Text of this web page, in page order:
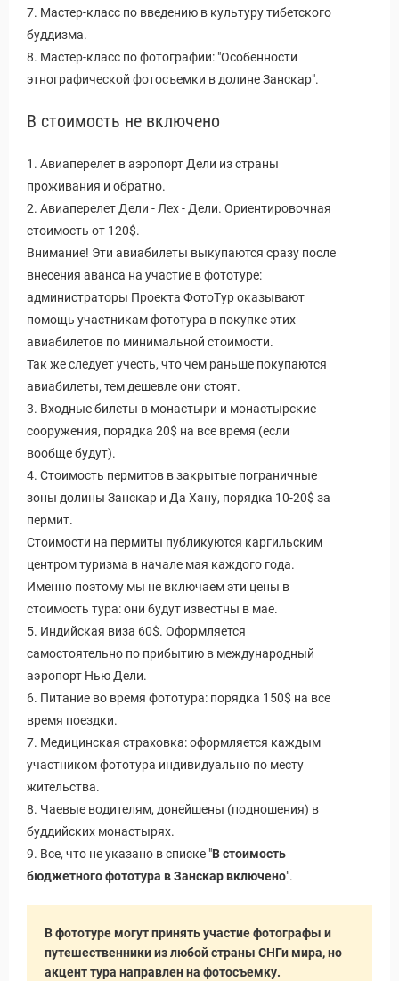
7. Мастер-класс по введению в культуру тибетского
буддизма.
8. Мастер-класс по фотографии: "Особенности
этнографической фотосъемки в долине Занскар".
В стоимость не включено
1. Авиаперелет в аэропорт Дели из страны
проживания и обратно.
2. Авиаперелет Дели - Лех - Дели. Ориентировочная
стоимость от 120$.
Внимание! Эти авиабилеты выкупаются сразу после
внесения аванса на участие в фототуре:
администраторы Проекта ФотоТур оказывают
помощь участникам фототура в покупке этих
авиабилетов по минимальной стоимости.
Так же следует учесть, что чем раньше покупаются
авиабилеты, тем дешевле они стоят.
3. Входные билеты в монастыри и монастырские
сооружения, порядка 20$ на все время (если
вообще будут).
4. Стоимость пермитов в закрытые пограничные
зоны долины Занскар и Да Хану, порядка 10-20$ за
пермит.
Стоимости на пермиты публикуются каргильским
центром туризма в начале мая каждого года.
Именно поэтому мы не включаем эти цены в
стоимость тура: они будут известны в мае.
5. Индийская виза 60$. Оформляется
самостоятельно по прибытию в международный
аэропорт Нью Дели.
6. Питание во время фототура: порядка 150$ на все
время поездки.
7. Медицинская страховка: оформляется каждым
участником фототура индивидуально по месту
жительства.
8. Чаевые водителям, донейшены (подношения) в
буддийских монастырях.
9. Все, что не указано в списке "В стоимость
бюджетного фототура в Занскар включено".
В фототуре могут принять участие фотографы и
путешественники из любой страны СНГи мира, но
акцент тура направлен на фотосъемку.